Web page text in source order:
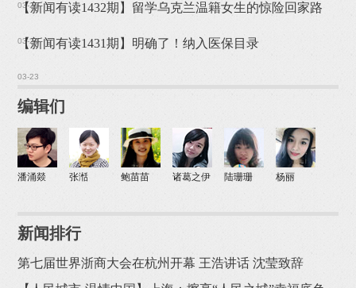
03-25
03-24
【新闻有读1432期】留学乌克兰温籍女生的惊险回家路
03-23
【新闻有读1431期】明确了！纳入医保目录
编辑们
潘涌燚 张湉 鲍苗苗 诸葛之伊 陆珊珊 杨丽
新闻排行
第七届世界浙商大会在杭州开幕 王浩讲话 沈莹致辞